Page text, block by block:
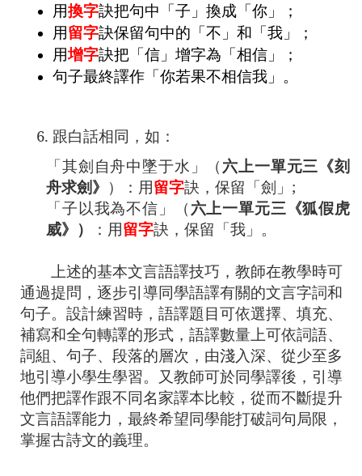
用換字訣把句中「子」換成「你」；
用留字訣保留句中的「不」和「我」；
用增字訣把「信」增字為「相信」
；
句子最終譯作「你若果不相信我」。
6. 跟白話相同，如：
「其劍自舟中墜于水」（ 六上一單元三《刻
舟求劍》 ）：用留字訣，保留「劍」 ;
「子以我為不信」（ 六上一單元三《狐假虎
威》）
：用留字訣，保留「我」。
上述的基本文言語譯技巧，教師在教學時可
通過提問，逐步引導同學語譯有關的文言字詞和
句子。設計練習時，語譯題目可依選擇、填充、
補寫和全句轉譯的形式，語譯數量上可依詞語、
詞組、句子、段落的層次，由淺入深、從少至多
地引導小學生學習。又教師可於同學譯後，引導
他們把譯作跟不同名家譯本比較，從而不斷提升
文言語譯能力，最終希望同學能打破詞句局限，
掌握古詩文的義理。